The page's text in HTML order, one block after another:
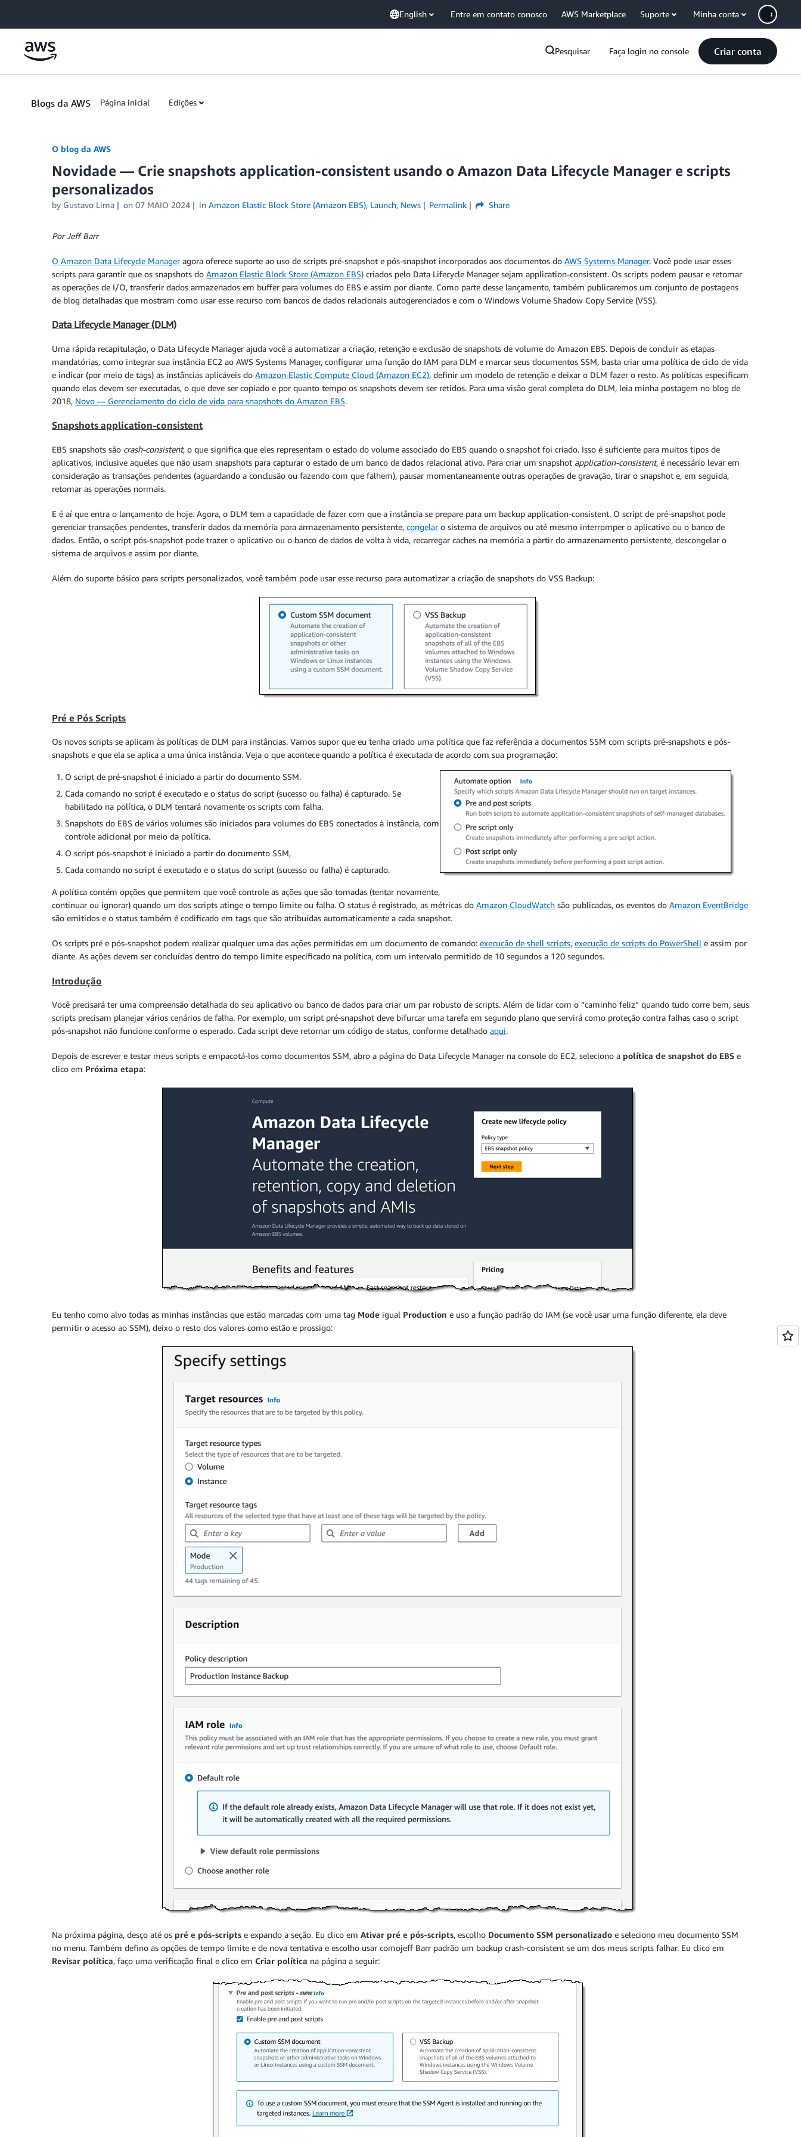
English Entre em contato conosco AWS Marketplace Suporte Minha conta
Pesquisar Faça login no console Criar conta
Blogs da AWS Página inicial Edições
O blog da AWS
Novidade — Crie snapshots application-consistent usando o Amazon Data Lifecycle Manager e scripts
personalizados
by Gustavo Lima on 07 MAIO 2024 in Amazon Elastic Block Store (Amazon EBS), Launch, News Permalink Share
Por Jeff Barr
O Amazon Data Lifecycle Manageragora oferece suporte ao uso de scripts pré-snapshot e pós-snapshot incorporados aos documentos do AWS Systems Manager. Você pode usar esses
scripts para garantir que os snapshots do Amazon Elastic Block Store (Amazon EBS) criados pelo Data Lifecycle Manager sejam application-consistent. Os scripts podem pausar e retomar
as operações de I/O, transferir dados armazenados em buffer para volumes do EBS e assim por diante. Como parte desse lançamento, também publicaremos um conjunto de postagens
de blog detalhadas que mostram como usar esse recurso com bancos de dados relacionais autogerenciados e com o Windows Volume Shadow Copy Service (VSS).
Data Lifecycle Manager (DLM)
Uma rápida recapitulação, o Data Lifecycle Manager ajuda você a automatizar a criação, retenção e exclusão de snapshots de volume do Amazon EBS. Depois de concluir as etapas
mandatórias, como integrar sua instância EC2 ao AWS Systems Manager, configurar uma função do IAM para DLM e marcar seus documentos SSM, basta criar uma política de ciclo de vida
e indicar (por meio de tags) as instâncias aplicáveis do Amazon Elastic Compute Cloud (Amazon EC2), definir um modelo de retenção e deixar o DLM fazer o resto. As políticas especificam
quando elas devem ser executadas, o que deve ser copiado e por quanto tempo os snapshots devem ser retidos. Para uma visão geral completa do DLM, leia minha postagem no blog de
2018, Novo — Gerenciamento do ciclo de vida para snapshots do Amazon EBS.
Snapshots application-consistent
EBS snapshots são crash-consistent, o que significa que eles representam o estado do volume associado do EBS quando o snapshot foi criado. Isso é suficiente para muitos tipos de
aplicativos, inclusive aqueles que não usam snapshots para capturar o estado de um banco de dados relacional ativo. Para criar um snapshot application-consistent, é necessário levar em
consideração as transações pendentes (aguardando a conclusão ou fazendo com que falhem), pausar momentaneamente outras operações de gravação, tirar o snapshot e, em seguida,
retomar as operações normais.
E é aí que entra o lançamento de hoje. Agora, o DLM tem a capacidade de fazer com que a instância se prepare para um backup application-consistent. O script de pré-snapshot pode
gerenciar transações pendentes, transferir dados da memória para armazenamento persistente, congelaro sistema de arquivos ou até mesmo interromper o aplicativo ou o banco de
dados. Então, o script pós-snapshot pode trazer o aplicativo ou o banco de dados de volta à vida, recarregar caches na memória a partir do armazenamento persistente, descongelar o
sistema de arquivos e assim por diante.
Além do suporte básico para scripts personalizados, você também pode usar esse recurso para automatizar a criação de snapshots do VSS Backup:
Pré e Pós Scripts
Os novos scripts se aplicam às políticas de DLM para instâncias. Vamos supor que eu tenha criado uma política que faz referência a documentos SSM com scripts pré-snapshots e pós-
snapshots e que ela se aplica a uma única instância. Veja o que acontece quando a política é executada de acordo com sua programação:
O script de pré-snapshot é iniciado a partir do documento SSM.
Cada comando no script é executado e o status do script (sucesso ou falha) é capturado. Se
habilitado na política, o DLM tentará novamente os scripts com falha.
Snapshots do EBS de vários volumes são iniciados para volumes do EBS conectados à instância, com
controle adicional por meio da política.
O script pós-snapshot é iniciado a partir do documento SSM,
Cada comando no script é executado e o status do script (sucesso ou falha) é capturado.
A política contém opções que permitem que você controle as ações que são tomadas (tentar novamente,
continuar ou ignorar) quando um dos scripts atinge o tempo limite ou falha. O status é registrado, as métricas do Amazon CloudWatch são publicadas, os eventos do Amazon EventBridge
são emitidos e o status também é codificado em tags que são atribuídas automaticamente a cada snapshot.
Os scripts pré e pós-snapshot podem realizar qualquer uma das ações permitidas em um documento de comando: execução de shell scripts, execução de scripts do PowerShell e assim por
diante. As ações devem ser concluídas dentro do tempo limite especificado na política, com um intervalo permitido de 10 segundos a 120 segundos.
Introdução
Você precisará ter uma compreensão detalhada do seu aplicativo ou banco de dados para criar um par robusto de scripts. Além de lidar com o “caminho feliz” quando tudo corre bem, seus
scripts precisam planejar vários cenários de falha. Por exemplo, um script pré-snapshot deve bifurcar uma tarefa em segundo plano que servirá como proteção contra falhas caso o script
pós-snapshot não funcione conforme o esperado. Cada script deve retornar um código de status, conforme detalhado aqui.
Depois de escrever e testar meus scripts e empacotá-los como documentos SSM, abro a página do Data Lifecycle Manager na console do EC2, seleciono a política de snapshot do EBS e
clico em Próxima etapa:
Eu tenho como alvo todas as minhas instâncias que estão marcadas com uma tag Mode igual Production e uso a função padrão do IAM (se você usar uma função diferente, ela deve
permitir o acesso ao SSM), deixo o resto dos valores como estão e prossigo:
Na próxima página, desço até os pré e pós-scripts e expando a seção. Eu clico em Ativar pré e pós-scripts, escolho Documento SSM personalizado e seleciono meu documento SSM
no menu. Também defino as opções de tempo limite e de nova tentativa e escolho usar comojeff Barr padrão um backup crash-consistent se um dos meus scripts falhar. Eu clico em
Revisar política, faço uma verificação final e clico em Criar política na página a seguir: